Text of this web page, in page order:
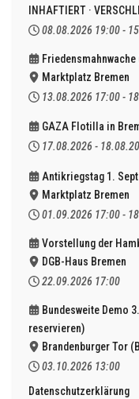
INHAFTIERT ·
08.08.2026 19:00 -
Marktplatz Bremen
13.08.2026 17:00 -
GAZA Flotilla in
17.08.2026 -
Antikriegstag 1.
Marktplatz Bremen
01.09.2026 17:00 -
Vorstellung der
DGB-Haus Bremen
22.09.2026 17:00
Bundesweite Demo
reservieren)
Brandenburger Tor
03.10.2026 13:00
Datenschutzerklärung